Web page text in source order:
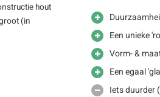
hout
(in
Een unieke
Vorm- &
Een egaal
Iets duurder